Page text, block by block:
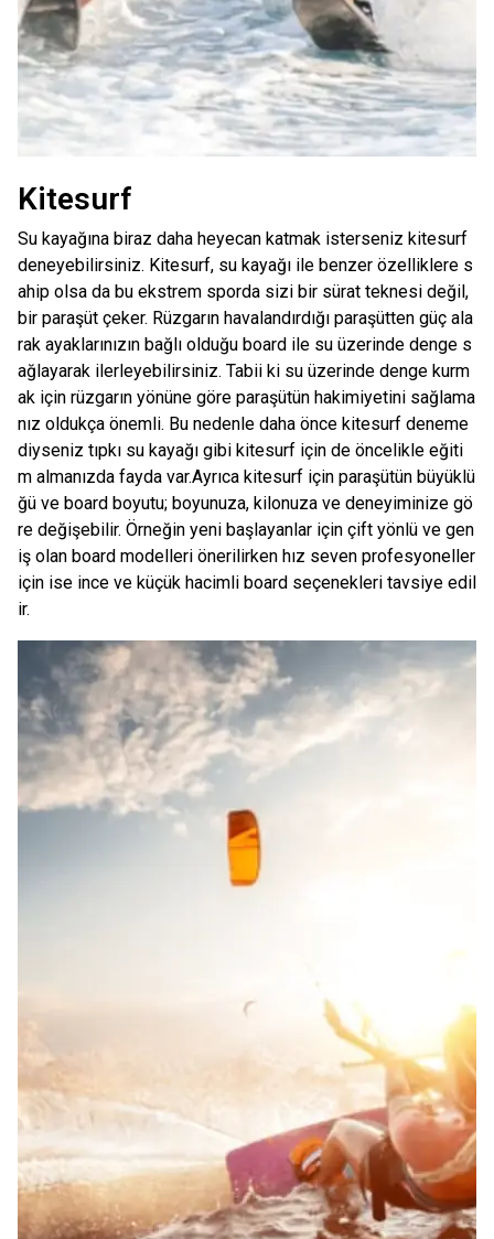
Kitesurf
Su kayağına biraz daha heyecan katmak isterseniz kitesurf
deneyebilirsiniz. Kitesurf, su kayağı ile benzer özelliklere s
ahip olsa da bu ekstrem sporda sizi bir sürat teknesi değil,
bir paraşüt çeker. Rüzgarın havalandırdığı paraşütten güç ala
rak ayaklarınızın bağlı olduğu board ile su üzerinde denge s
ağlayarak ilerleyebilirsiniz. Tabii ki su üzerinde denge kurm
ak için rüzgarın yönüne göre paraşütün hakimiyetini sağlama
nız oldukça önemli. Bu nedenle daha önce kitesurf deneme
diyseniz tıpkı su kayağı gibi kitesurf için de öncelikle eğiti
m almanızda fayda var.Ayrıca kitesurf için paraşütün büyüklü
ğü ve board boyutu; boyunuza, kilonuza ve deneyiminize gö
re değişebilir. Örneğin yeni başlayanlar için çift yönlü ve gen
iş olan board modelleri önerilirken hız seven profesyoneller
için ise ince ve küçük hacimli board seçenekleri tavsiye edil
ir.